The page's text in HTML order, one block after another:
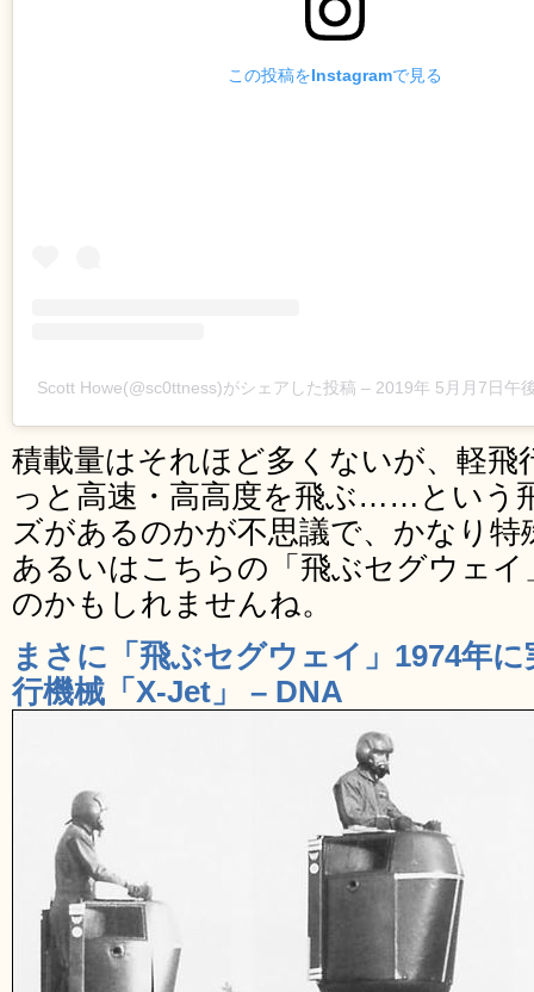
この投稿をInstagramで見る
Scott Howe(@sc0ttness)がシェアした投稿 – 2019年 5月月7日午
積載量はそれほど多くないが、軽飛
っと高速・高高度を飛ぶ……という
ズがあるのかが不思議で、かなり
あるいはこちらの「飛ぶセグウェ
のかもしれませんね。
まさに「飛ぶセグウェイ」1974年
行機械「X-Jet」 – DNA